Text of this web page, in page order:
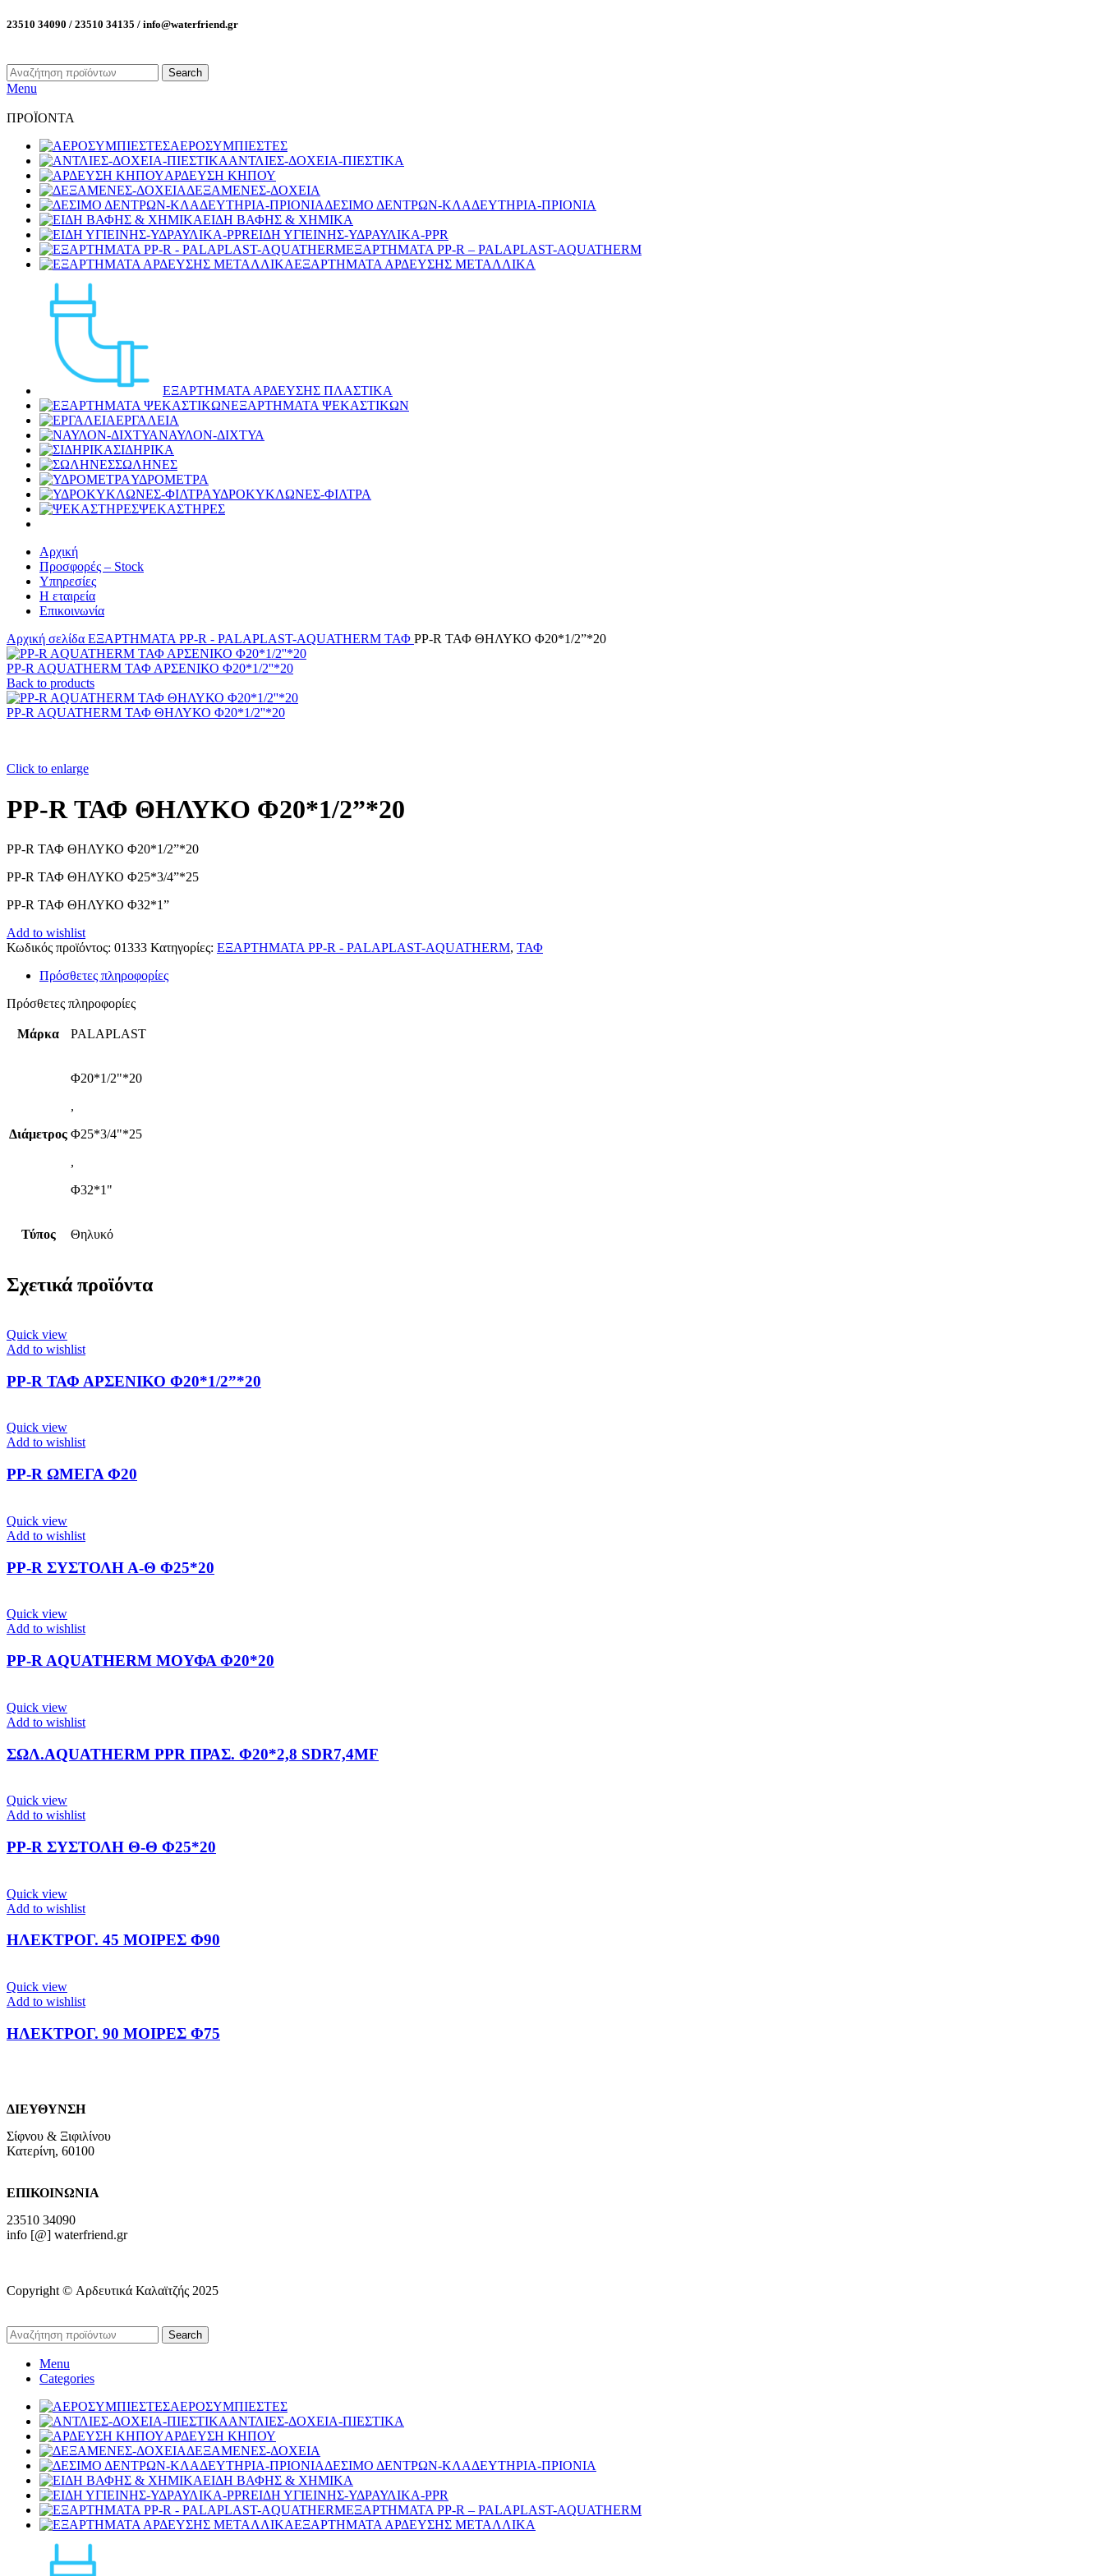
23510 34090 / 23510 34135 / info@waterfriend.gr
Search
Menu
ΠΡΟΪΟΝΤΑ
ΑΕΡΟΣΥΜΠΙΕΣΤΕΣ
ΑΝΤΛΙΕΣ-ΔΟΧΕΙΑ-ΠΙΕΣΤΙΚΑ
ΑΡΔΕΥΣΗ ΚΗΠΟΥ
ΔΕΞΑΜΕΝΕΣ-ΔΟΧΕΙΑ
ΔΕΣΙΜΟ ΔΕΝΤΡΩΝ-ΚΛΑΔΕΥΤΗΡΙΑ-ΠΡΙΟΝΙΑ
ΕΙΔΗ ΒΑΦΗΣ & ΧΗΜΙΚΑ
ΕΙΔΗ ΥΓΙΕΙΝΗΣ-ΥΔΡΑΥΛΙΚΑ-PPR
ΕΞΑΡΤΗΜΑΤΑ PP-R – PALAPLAST-AQUATHERM
ΕΞΑΡΤΗΜΑΤΑ ΑΡΔΕΥΣΗΣ ΜΕΤΑΛΛΙΚΑ
ΕΞΑΡΤΗΜΑΤΑ ΑΡΔΕΥΣΗΣ ΠΛΑΣΤΙΚΑ
ΕΞΑΡΤΗΜΑΤΑ ΨΕΚΑΣΤΙΚΩΝ
ΕΡΓΑΛΕΙΑ
ΝΑΥΛΟΝ-ΔΙΧΤΥΑ
ΣΙΔΗΡΙΚΑ
ΣΩΛΗΝΕΣ
ΥΔΡΟΜΕΤΡΑ
ΥΔΡΟΚΥΚΛΩΝΕΣ-ΦΙΛΤΡΑ
ΨΕΚΑΣΤΗΡΕΣ
Αρχική
Προσφορές – Stock
Υπηρεσίες
Η εταιρεία
Επικοινωνία
Αρχική σελίδα ΕΞΑΡΤΗΜΑΤΑ PP-R - PALAPLAST-AQUATHERM ΤΑΦ PP-R ΤΑΦ ΘΗΛΥΚΟ Φ20*1/2”*20
PP-R AQUATHERM ΤΑΦ ΑΡΣΕΝΙΚΟ Φ20*1/2''*20
Back to products
PP-R AQUATHERM ΤΑΦ ΘΗΛΥΚΟ Φ20*1/2''*20
Click to enlarge
PP-R ΤΑΦ ΘΗΛΥΚΟ Φ20*1/2”*20
PP-R ΤΑΦ ΘΗΛΥΚΟ Φ20*1/2”*20
PP-R ΤΑΦ ΘΗΛΥΚΟ Φ25*3/4”*25
PP-R ΤΑΦ ΘΗΛΥΚΟ Φ32*1”
Add to wishlist
Κωδικός προϊόντος: 01333 Κατηγορίες: ΕΞΑΡΤΗΜΑΤΑ PP-R - PALAPLAST-AQUATHERM, ΤΑΦ
Πρόσθετες πληροφορίες
Πρόσθετες πληροφορίες
Μάρκα PALAPLAST
Διάμετρος
Φ20*1/2"*20
,
Φ25*3/4"*25
,
Φ32*1"
Τύπος Θηλυκό
Σχετικά προϊόντα
Quick view
Add to wishlist
PP-R ΤΑΦ ΑΡΣΕΝΙΚΟ Φ20*1/2”*20
Quick view
Add to wishlist
PP-R ΩΜΕΓΑ Φ20
Quick view
Add to wishlist
PP-R ΣΥΣΤΟΛΗ Α-Θ Φ25*20
Quick view
Add to wishlist
PP-R AQUATHERM ΜΟΥΦΑ Φ20*20
Quick view
Add to wishlist
ΣΩΛ.AQUATHERM PPR ΠΡΑΣ. Φ20*2,8 SDR7,4MF
Quick view
Add to wishlist
PP-R ΣΥΣΤΟΛΗ Θ-Θ Φ25*20
Quick view
Add to wishlist
ΗΛΕΚΤΡΟΓ. 45 ΜΟΙΡΕΣ Φ90
Quick view
Add to wishlist
ΗΛΕΚΤΡΟΓ. 90 ΜΟΙΡΕΣ Φ75
ΔΙΕΥΘΥΝΣΗ
Σίφνου & Ξιφιλίνου
Κατερίνη, 60100
ΕΠΙΚΟΙΝΩΝΙΑ
23510 34090
info [@] waterfriend.gr
Copyright © Αρδευτικά Καλαϊτζής 2025
Search
Menu
Categories
ΑΕΡΟΣΥΜΠΙΕΣΤΕΣ
ΑΝΤΛΙΕΣ-ΔΟΧΕΙΑ-ΠΙΕΣΤΙΚΑ
ΑΡΔΕΥΣΗ ΚΗΠΟΥ
ΔΕΞΑΜΕΝΕΣ-ΔΟΧΕΙΑ
ΔΕΣΙΜΟ ΔΕΝΤΡΩΝ-ΚΛΑΔΕΥΤΗΡΙΑ-ΠΡΙΟΝΙΑ
ΕΙΔΗ ΒΑΦΗΣ & ΧΗΜΙΚΑ
ΕΙΔΗ ΥΓΙΕΙΝΗΣ-ΥΔΡΑΥΛΙΚΑ-PPR
ΕΞΑΡΤΗΜΑΤΑ PP-R – PALAPLAST-AQUATHERM
ΕΞΑΡΤΗΜΑΤΑ ΑΡΔΕΥΣΗΣ ΜΕΤΑΛΛΙΚΑ